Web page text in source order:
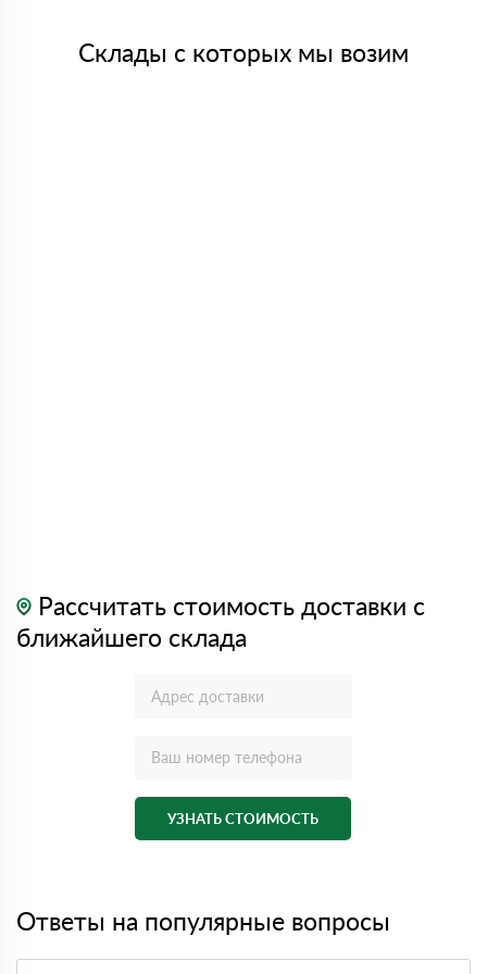
Склады с которых мы возим
Рассчитать стоимость доставки с
ближайшего склада
УЗНАТЬ СТОИМОСТЬ
Ответы на популярные вопросы